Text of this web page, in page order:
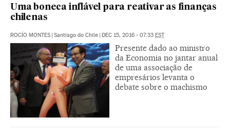
Uma boneca inflável para reativar as finanças
chilenas
ROCÍO MONTES | Santiago do Chile | DEC 15, 2016 - 07:33 EST
Presente dado ao ministro
da Economia no jantar anual
de uma associação de
empresários levanta o
debate sobre o machismo